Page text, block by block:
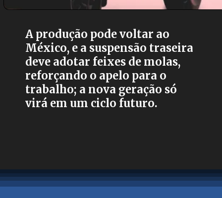
A produção pode voltar ao
México, e a suspensão traseira
deve adotar feixes de molas,
reforçando o apelo para o
trabalho; a nova geração só
virá em um ciclo futuro.